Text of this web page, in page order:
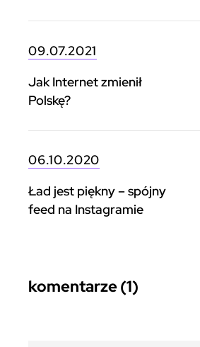
09.07.2021
Jak Internet zmienił
Polskę?
06.10.2020
Ład jest piękny – spójny
feed na Instagramie
komentarze (1)